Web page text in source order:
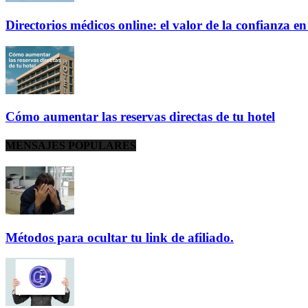
Directorios médicos online: el valor de la confianza
Cómo aumentar las reservas directas de tu hotel
MENSAJES POPULARES
Métodos para ocultar tu link de afiliado.